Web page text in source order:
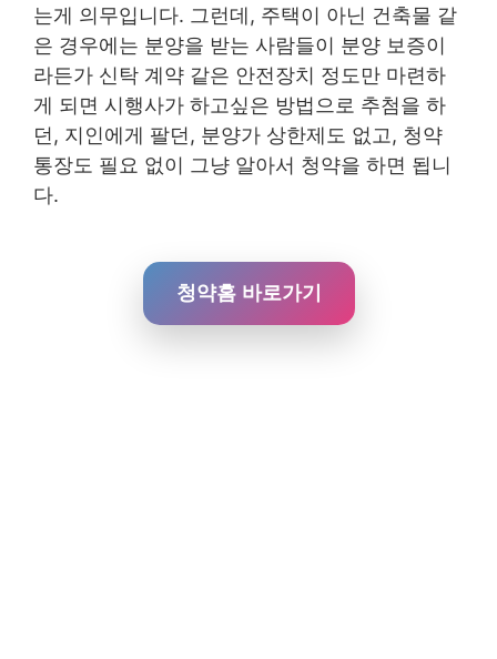
는게 의무입니다. 그런데, 주택이 아닌 건축물 같
은 경우에는 분양을 받는 사람들이 분양 보증이
라든가 신탁 계약 같은 안전장치 정도만 마련하
게 되면 시행사가 하고싶은 방법으로 추첨을 하
던, 지인에게 팔던, 분양가 상한제도 없고, 청약
통장도 필요 없이 그냥 알아서 청약을 하면 됩니
다.
청약홈 바로가기